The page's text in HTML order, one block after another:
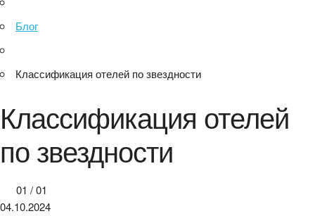
Блог
Классификация отелей по звездности
Классификация отелей
по звездности
01 /01
04.10.2024